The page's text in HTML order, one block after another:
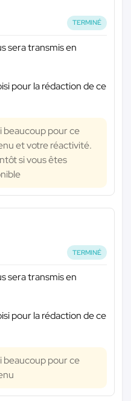
TERMINÉ
sera transmis en
pour la rédaction de ce
beaucoup pour ce
et votre réactivité.
si vous êtes
TERMINÉ
sera transmis en
pour la rédaction de ce
beaucoup pour ce